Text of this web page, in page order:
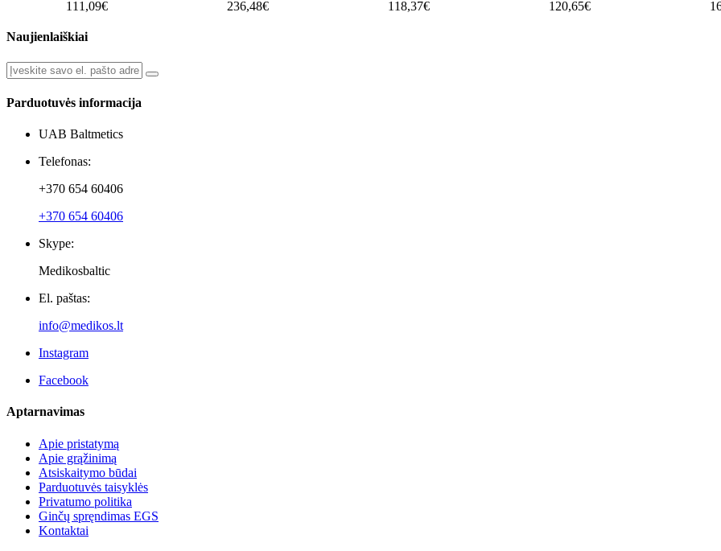
111,09€ 236,48€ 118,37€ 120,65€
Jūra L.
Patvirtintas pirkėjas
Naujienlaiškiai
Parduotuvės informacija
UAB Baltmetics